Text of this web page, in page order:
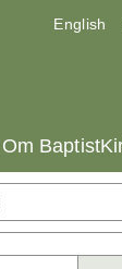
17.0:
English
26.0:
Om